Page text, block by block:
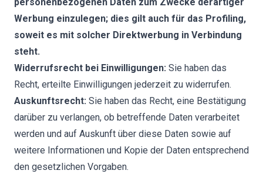
Werbung einzulegen; dies gilt auch für das Profiling,
soweit es mit solcher Direktwerbung in Verbindung
steht.
Widerrufsrecht bei Einwilligungen: Sie haben das
Recht, erteilte Einwilligungen jederzeit zu widerrufen.
Auskunftsrecht: Sie haben das Recht, eine Bestätigung
darüber zu verlangen, ob betreffende Daten verarbeitet
werden und auf Auskunft über diese Daten sowie auf
weitere Informationen und Kopie der Daten entsprechend
den gesetzlichen Vorgaben.